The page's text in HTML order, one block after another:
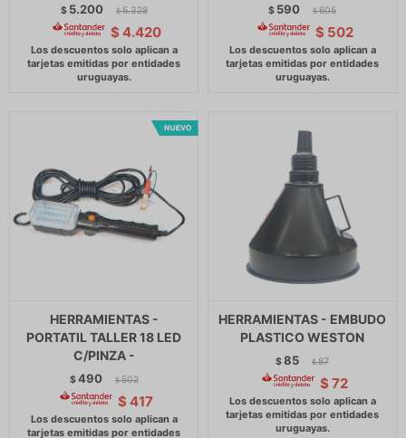
$ 5.200 $ 5.328
$ 4.420
$ 590 $ 605
$ 502
HERRAMIENTAS -
PORTATIL TALLER 18 LED
C/PINZA -
$490 $ 502
$ 417
HERRAMIENTAS - EMBUDO
PLASTICO WESTON
$85 $ 87
$ 72